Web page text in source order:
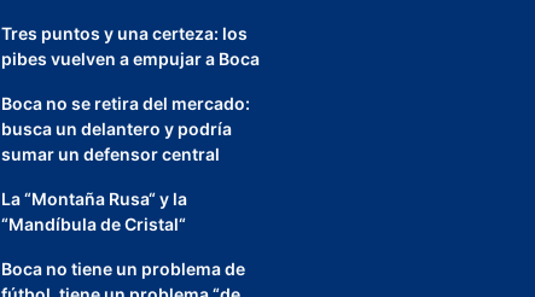
Tres puntos y una certeza: los
pibes vuelven a empujar a Boca
Boca no se retira del mercado:
busca un delantero y podría
sumar un defensor central
La “Montaña Rusa“ y la
“Mandíbula de Cristal“
Boca no tiene un problema de